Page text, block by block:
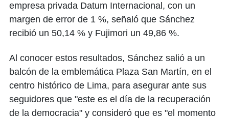
empresa privada Datum Internacional, con un
margen de error de 1 %, señaló que Sánchez
recibió un 50,14 % y Fujimori un 49,86 %.
Al conocer estos resultados, Sánchez salió a un
balcón de la emblemática Plaza San Martín, en el
centro histórico de Lima, para asegurar ante sus
seguidores que "este es el día de la recuperación
de la democracia" y consideró que es "el momento